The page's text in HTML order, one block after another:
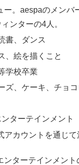
ー。aespaのメンバ
ンターの4人。
書、ダンス
、絵を描くこと
学校卒業
ズ、ケーキ、チョコ
ターテインメント
アカウントを通じて
ンターテインメン